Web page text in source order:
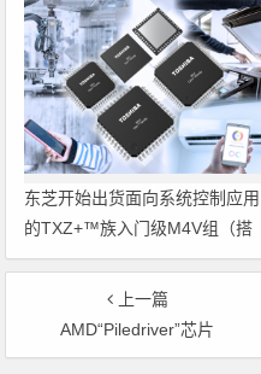
东芝开始出货面向系统控制应用
的TXZ+™族入门级M4V组（搭
载Arm Cortex‑M4内核的标准微
控制器）工程样品
上一篇
AMD“Piledriver”芯片